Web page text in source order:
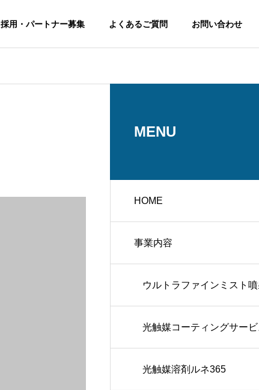
採用・パートナー募集 よくあるご質問 お問い合わせ
会社概要
全ての人が健康、安全
MENU
HOME
事業内容
ウルトラファインミスト
光触媒コーティングサービ
菌プロ”
光触媒溶剤ルネ365